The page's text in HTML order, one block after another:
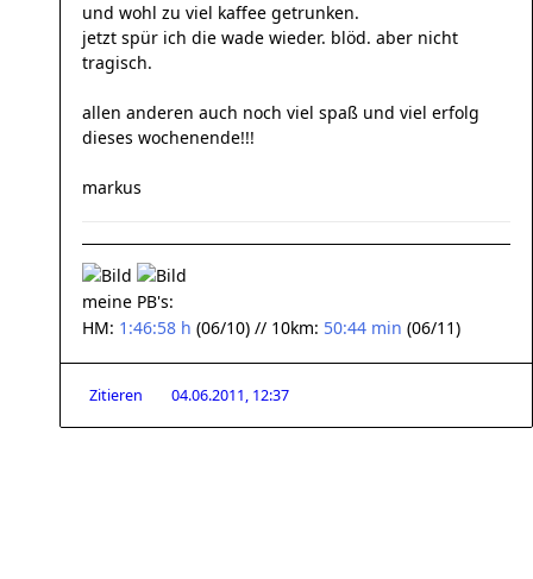
und wohl zu viel kaffee getrunken.
jetzt spür ich die wade wieder. blöd. aber nicht
tragisch.
allen anderen auch noch viel spaß und viel erfolg
dieses wochenende!!!
markus
meine PB's:
HM: 1:46:58 h (06/10) // 10km: 50:44 min (06/11)
Zitieren 04.06.2011, 12:37